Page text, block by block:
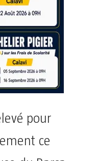
pour
ce